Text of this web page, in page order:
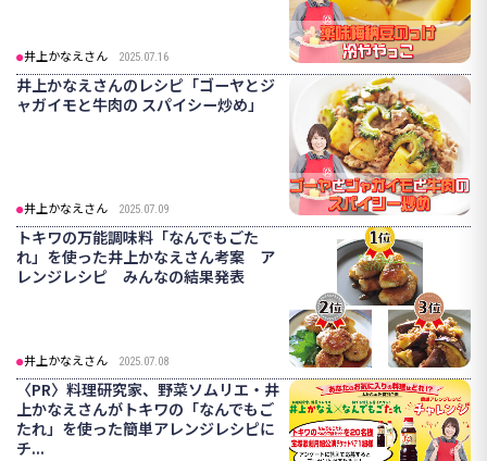
井上かなえさん 2025.07.16
井上かなえさんのレシピ「ゴーヤとジ
ャガイモと牛肉の スパイシー炒め」
井上かなえさん 2025.07.09
トキワの万能調味料「なんでもごた
れ」を使った井上かなえさん考案 ア
レンジレシピ みんなの結果発表
井上かなえさん 2025.07.08
〈PR〉料理研究家、野菜ソムリエ・井
上かなえさんがトキワの「なんでもご
たれ」を使った簡単アレンジレシピに
チ...